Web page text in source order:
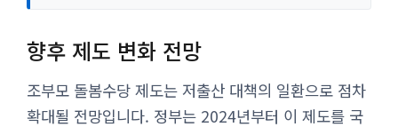
향후 제도 변화 전망
조부모 돌봄수당 제도는 저출산 대책의 일환으로 점차
확대될 전망입니다. 정부는 2024년부터 이 제도를 국